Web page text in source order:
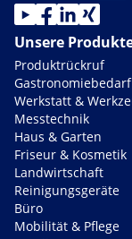
Unsere
Produktrückruf
Gastronomiebedarf
Werkstatt &
Messtechnik
Haus & Garten
Friseur & Kosmetik
Landwirtschaft
Reinigungsgeräte
Büro
Mobilität & Pflege